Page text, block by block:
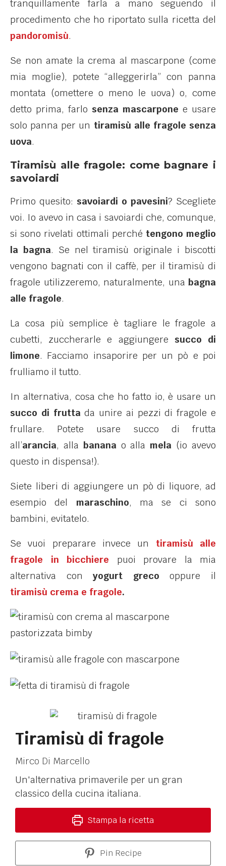
tranquillamente farla a mano seguendo il
procedimento che ho riportato sulla ricetta del
pandoromisù.
Se non amate la crema al mascarpone (come
mia moglie), potete “alleggerirla” con panna
montata (omettere o meno le uova) o, come
detto prima, farlo senza mascarpone e usare
solo panna per un tiramisù alle fragole senza
uova.
Tiramisù alle fragole: come bagnare i
savoiardi
Primo quesito: savoiardi o pavesini? Scegliete
voi. Io avevo in casa i savoiardi che, comunque,
si sono rivelati ottimali perché tengono meglio
la bagna. Se nel tiramisù originale i biscotti
vengono bagnati con il caffè, per il tiramisù di
fragole utilizzeremo, naturalmente, una bagna
alle fragole.
La cosa più semplice è tagliare le fragole a
cubetti, zuccherarle e aggiungere succo di
limone. Facciamo insaporire per un pò e poi
frulliamo il tutto.
In alternativa, cosa che ho fatto io, è usare un
succo di frutta da unire ai pezzi di fragole e
frullare. Potete usare succo di frutta
all’arancia, alla banana o alla mela (io avevo
questo in dispensa!).
Siete liberi di aggiungere un pò di liquore, ad
esempio del maraschino, ma se ci sono
bambini, evitatelo.
Se vuoi preparare invece un tiramisù alle
fragole in bicchiere puoi provare la mia
alternativa conyogurt grecooppure il
tiramisù crema e fragole.
Tiramisù di fragole
Mirco Di Marcello
Un'alternativa primaverile per un gran
classico della cucina italiana.
Stampa la ricetta
Pin Recipe